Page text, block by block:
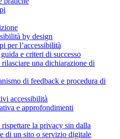
by design
per l’accessibilità
e criteri di successo
una dichiarazione di
di feedback e procedura di
accessibilità
e approfondimenti
la privacy sin dalla
di un sito o servizio digitale